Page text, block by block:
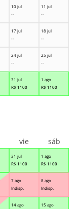
10 jul
--
11 jul
--
17 jul
--
18 jul
--
24 jul
--
25 jul
--
31 jul
R$ 1100
1 ago
R$ 1100
31 jul
R$ 1100
1 ago
R$ 1100
7 ago
Indisp.
8 ago
Indisp.
14 ago
15 ago
vie sáb